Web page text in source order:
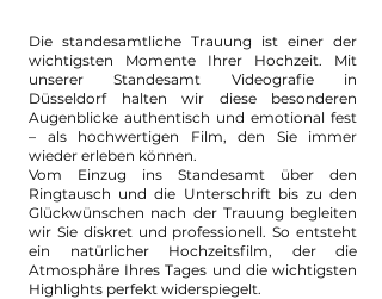
Die standesamtliche Trauung ist einer der
wichtigsten Momente Ihrer Hochzeit. Mit
unserer Standesamt Videografie in
Düsseldorf halten wir diese besonderen
Augenblicke authentisch und emotional fest
– als hochwertigen Film, den Sie immer
wieder erleben können.
Vom Einzug ins Standesamt über den
Ringtausch und die Unterschrift bis zu den
Glückwünschen nach der Trauung begleiten
wir Sie diskret und professionell. So entsteht
ein natürlicher Hochzeitsfilm, der die
Atmosphäre Ihres Tages und die wichtigsten
Highlights perfekt widerspiegelt.